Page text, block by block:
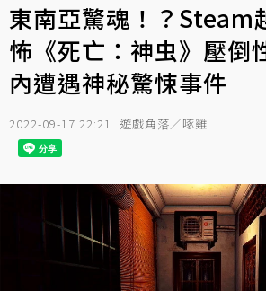
東南亞驚魂！？Steam
怖《死亡：神虫》壓倒
內遭遇神秘驚悚事件
2022-09-17 22:21 遊戲角落／啄雞